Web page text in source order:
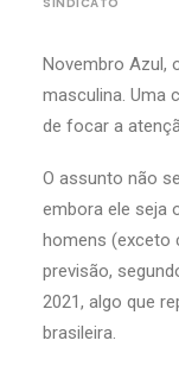
Novembro Azul,
masculina. Uma
de focar a
O assunto não
embora ele seja
homens (exceto
previsão,
2021, algo que
brasileira.